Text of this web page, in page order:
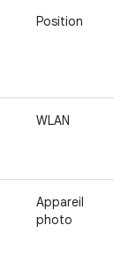
Position
WLAN
Appareil
photo